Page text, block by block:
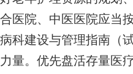
合医院、中医医院应当
病科建设与管理指南（
力量。优先盘活存量医